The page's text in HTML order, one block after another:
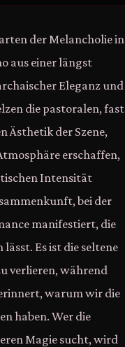
der Melancholie in
aus einer längst
Eleganz und
die pastoralen, fast
Ästhetik der Szene,
erschaffen,
Intensität
bei der
manifestiert, die
Es ist die seltene
verlieren, während
warum wir die
haben. Wer die
Magie sucht, wird